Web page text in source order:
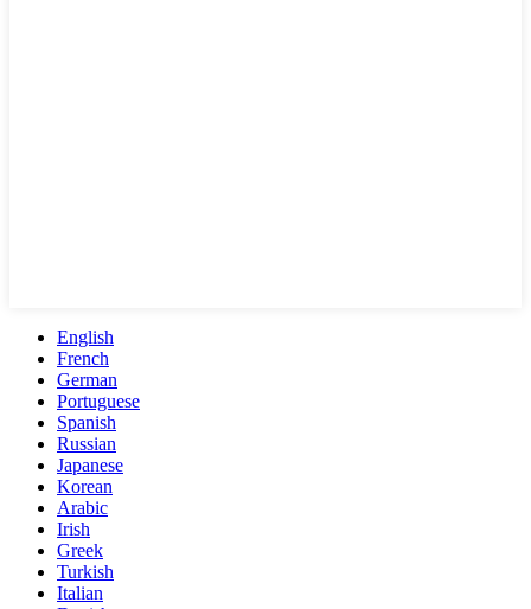
English
French
German
Portuguese
Spanish
Russian
Japanese
Korean
Arabic
Irish
Greek
Turkish
Italian